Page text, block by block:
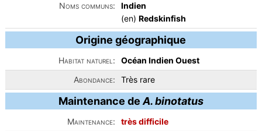
Noms communs:
Indien
(en) Redskinfish
Origine géographique
Habitat naturel:
Océan Indien Ouest
Abondance:
Très rare
Maintenance de A. binotatus
Maintenance:
très difficile